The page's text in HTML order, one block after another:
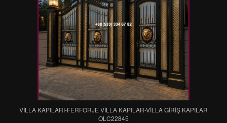
VİLLA KAPILARI-FERFORJE VİLLA KAPILAR-VİLLA GİRİŞ KAPILAR
OLC22845